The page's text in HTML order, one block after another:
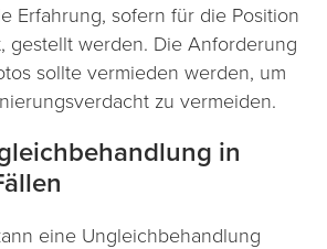
Erfahrung, sofern für die Position
gestellt werden. Die Anforderung
sollte vermieden werden, um
zu vermeiden.
in
eine Ungleichbehandlung